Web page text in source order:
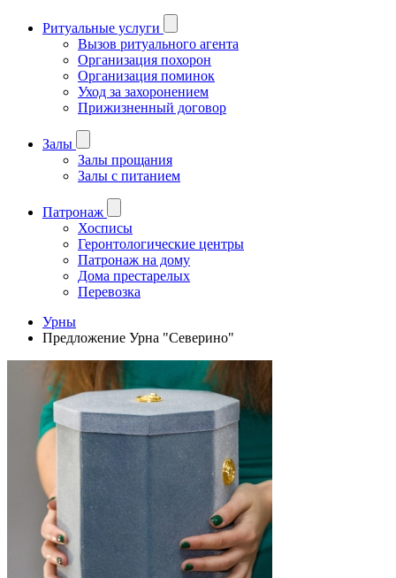
Ритуальные услуги
Вызов ритуального агента
Организация похорон
Организация поминок
Уход за захоронением
Прижизненный договор
Залы
Залы прощания
Залы с питанием
Патронаж
Хосписы
Геронтологические центры
Патронаж на дому
Дома престарелых
Перевозка
Урны
Предложение Урна "Cеверино"